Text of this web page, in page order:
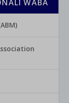
WABA